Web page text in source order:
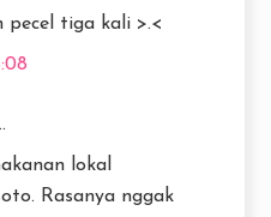
pecel tiga kali >.<
lokal
Rasanya nggak